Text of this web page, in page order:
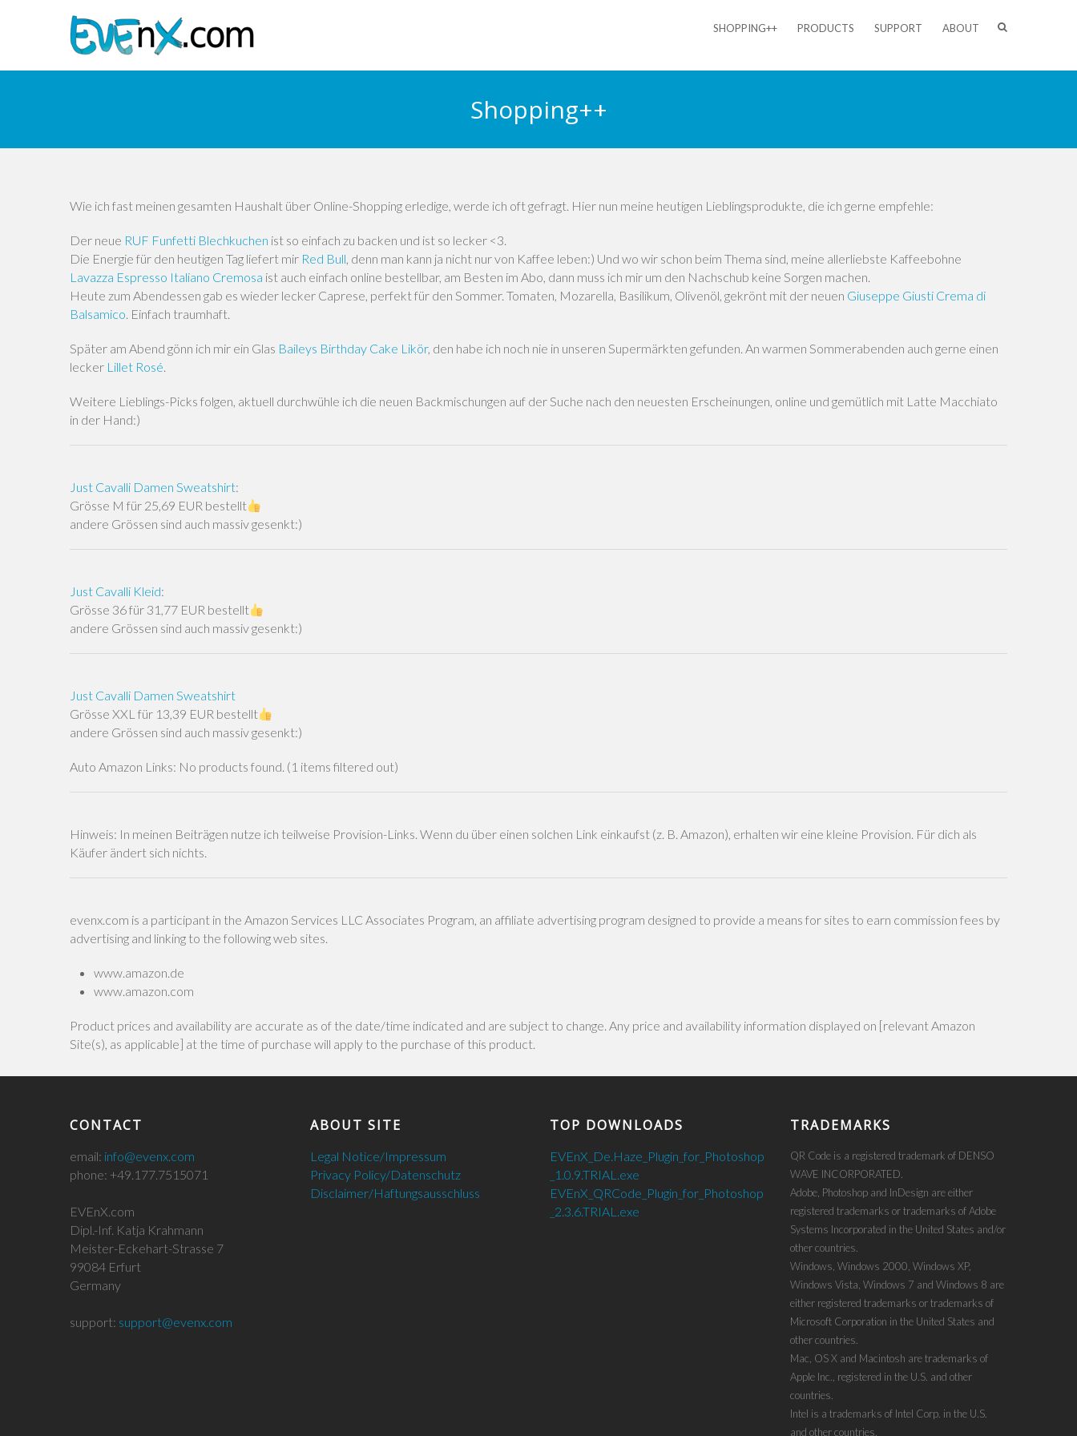
SHOPPING++ PRODUCTS SUPPORT ABOUT
Shopping++
Wie ich fast meinen gesamten Haushalt über Online-Shopping erledige, werde ich oft gefragt. Hier nun meine heutigen Lieblingsprodukte, die ich gerne empfehle:
Der neue RUF Funfetti Blechkuchen ist so einfach zu backen und ist so lecker <3.
Die Energie für den heutigen Tag liefert mir Red Bull, denn man kann ja nicht nur von Kaffee leben:) Und wo wir schon beim Thema sind, meine allerliebste Kaffeebohne
Lavazza Espresso Italiano Cremosa ist auch einfach online bestellbar, am Besten im Abo, dann muss ich mir um den Nachschub keine Sorgen machen.
Heute zum Abendessen gab es wieder lecker Caprese, perfekt für den Sommer. Tomaten, Mozarella, Basilikum, Olivenöl, gekrönt mit der neuen Giuseppe Giusti Crema di
Balsamico. Einfach traumhaft.
Später am Abend gönn ich mir ein Glas Baileys Birthday Cake Likör, den habe ich noch nie in unseren Supermärkten gefunden. An warmen Sommerabenden auch gerne einen
lecker Lillet Rosé.
Weitere Lieblings-Picks folgen, aktuell durchwühle ich die neuen Backmischungen auf der Suche nach den neuesten Erscheinungen, online und gemütlich mit Latte Macchiato
in der Hand:)
Just Cavalli Damen Sweatshirt:
Grösse M für 25,69 EUR bestellt
andere Grössen sind auch massiv gesenkt:)
Just Cavalli Kleid:
Grösse 36 für 31,77 EUR bestellt
andere Grössen sind auch massiv gesenkt:)
Just Cavalli Damen Sweatshirt
Grösse XXL für 13,39 EUR bestellt
andere Grössen sind auch massiv gesenkt:)
Auto Amazon Links: No products found. (1 items filtered out)
Hinweis: In meinen Beiträgen nutze ich teilweise Provision-Links. Wenn du über einen solchen Link einkaufst (z. B. Amazon), erhalten wir eine kleine Provision. Für dich als
Käufer ändert sich nichts.
evenx.com is a participant in the Amazon Services LLC Associates Program, an affiliate advertising program designed to provide a means for sites to earn commission fees by
advertising and linking to the following web sites.
www.amazon.de
www.amazon.com
Product prices and availability are accurate as of the date/time indicated and are subject to change. Any price and availability information displayed on [relevant Amazon
Site(s), as applicable] at the time of purchase will apply to the purchase of this product.
CONTACT
email: info@evenx.com
phone: +49.177.7515071
EVEnX.com
Dipl.-Inf. Katja Krahmann
Meister-Eckehart-Strasse 7
99084 Erfurt
Germany
support: support@evenx.com
ABOUT SITE
Legal Notice/Impressum
Privacy Policy/Datenschutz
Disclaimer/Haftungsausschluss
TOP DOWNLOADS
EVEnX_De.Haze_Plugin_for_Photoshop
_1.0.9.TRIAL.exe
EVEnX_QRCode_Plugin_for_Photoshop
_2.3.6.TRIAL.exe
TRADEMARKS
QR Code is a registered trademark of DENSO
WAVE INCORPORATED.
Adobe, Photoshop and InDesign are either
registered trademarks or trademarks of Adobe
Systems Incorporated in the United States and/or
other countries.
Windows, Windows 2000, Windows XP,
Windows Vista, Windows 7 and Windows 8 are
either registered trademarks or trademarks of
Microsoft Corporation in the United States and
other countries.
Mac, OS X and Macintosh are trademarks of
Apple Inc., registered in the U.S. and other
countries.
Intel is a trademarks of Intel Corp. in the U.S.
and other countries.